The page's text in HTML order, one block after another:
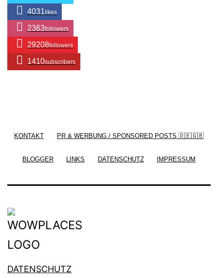
4031likes
2363followers
29208followers
1410subscribers
KONTAKT PR & WERBUNG / SPONSORED POSTS 🇩🇪🇬🇧
BLOGGER LINKS DATENSCHUTZ IMPRESSUM
DATENSCHUTZ